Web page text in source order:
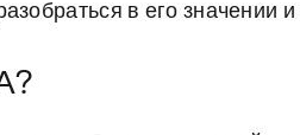
в его значении